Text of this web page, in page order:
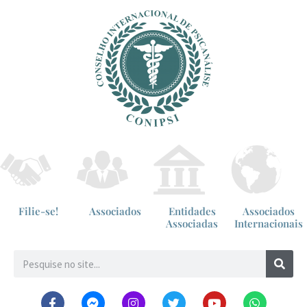
Filie-se! Associados
Entidades
Associadas
Associados
Internacionais